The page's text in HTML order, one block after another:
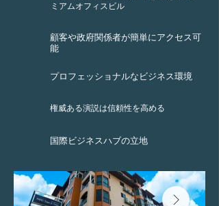
ミアムオフィスビル
顧客や政府関係者が簡単にアクセス可
能
プロフェッショナルなビジネス環境
権威ある演説は信頼性を高める
国際ビジネスハブの立地